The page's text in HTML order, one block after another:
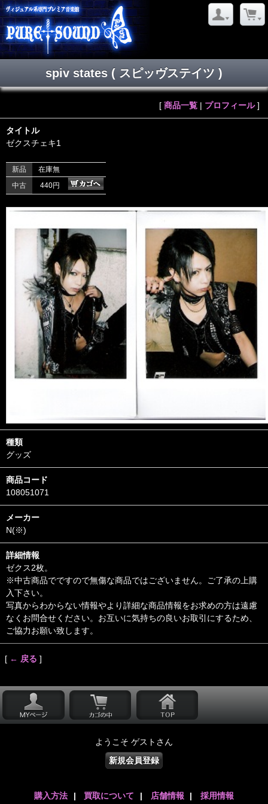
spiv states ( スピッヴステイツ )
[ 商品一覧 | プロフィール]
タイトル
ゼクスチェキ1
新品
在庫無
中古
440円
種類
グッズ
商品コード
108051071
メーカー
N(※)
詳細情報
ゼクス2枚。
※中古商品でですので無傷な商品ではございません。ご了承の上購
入下さい。
写真からわからない情報やより詳細な商品情報をお求めの方は遠慮
なくお問合せください。お互いに気持ちの良いお取引にするため、
ご協力お願い致します。
[ ← 戻る ]
ようこそ ゲストさん
新規会員登録
購入方法 | 買取について | 店舗情報 | 採用情報